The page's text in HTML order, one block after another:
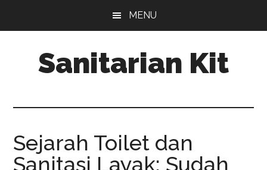
MENU
Sanitarian Kit
Sejarah Toilet dan
Sanitasi Layak: Sudah